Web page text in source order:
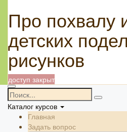
Про похвалу
детских
рисунков
доступ закрыт
Каталог курсов
Главная
Задать вопрос